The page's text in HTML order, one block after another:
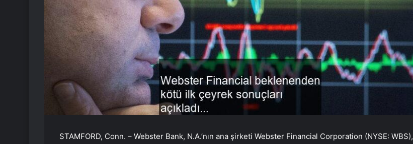
STAMFORD, Conn. – Webster Bank, N.A.’nın ana şirketi Webster Financial Corporation (NYSE: WBS),